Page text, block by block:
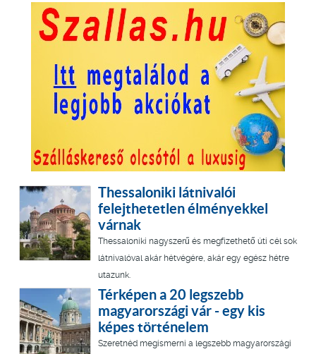
Thessaloniki látnivalói
felejthetetlen élményekkel
várnak
Thessaloniki nagyszerű és megfizethető úti cél sok
látnivalóval akár hétvégére, akár egy egész hétre
utazunk.
Térképen a 20 legszebb
magyarországi vár - egy kis
képes történelem
Szeretnéd megismerni a legszebb magyarországi